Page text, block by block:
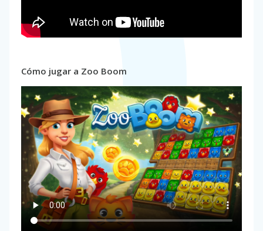
Cómo jugar a Zoo Boom